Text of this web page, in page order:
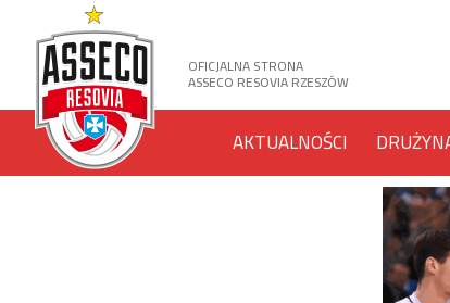
OFICJALNA STRONA
ASSECO RESOVIA RZESZÓW
AKTUALNOŚCI